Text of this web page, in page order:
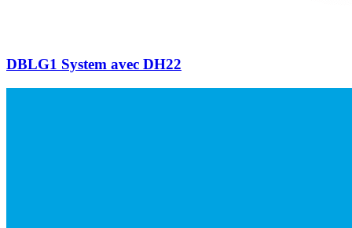
DBLG1 System avec DH22